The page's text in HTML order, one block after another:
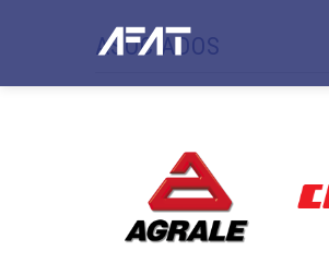
ASOCIADOS